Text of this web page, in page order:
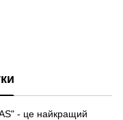
- це найкращий